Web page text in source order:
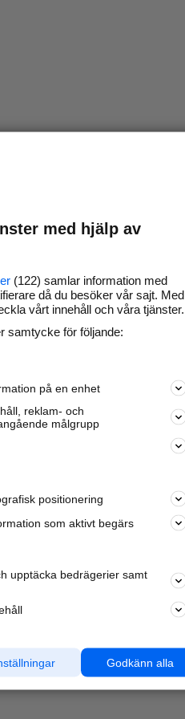
med hjälp av
(122) samlar information med
då du besöker vår sajt. Med
vårt innehåll och våra tjänster.
samtycke för följande:
på en enhet
reklam- och
målgrupp
positionering
som aktivt begärs
upptäcka bedrägerier samt
Godkänn alla